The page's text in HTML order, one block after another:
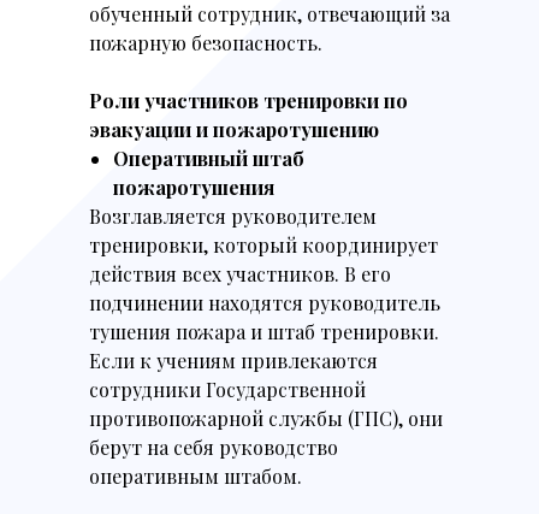
обученный сотрудник, отвечающий за
пожарную безопасность.
Роли участников тренировки по
эвакуации и пожаротушению
Оперативный штаб
пожаротушения
Возглавляется руководителем
тренировки, который координирует
действия всех участников. В его
подчинении находятся руководитель
тушения пожара и штаб тренировки.
Если к учениям привлекаются
сотрудники Государственной
противопожарной службы (ГПС), они
берут на себя руководство
оперативным штабом.